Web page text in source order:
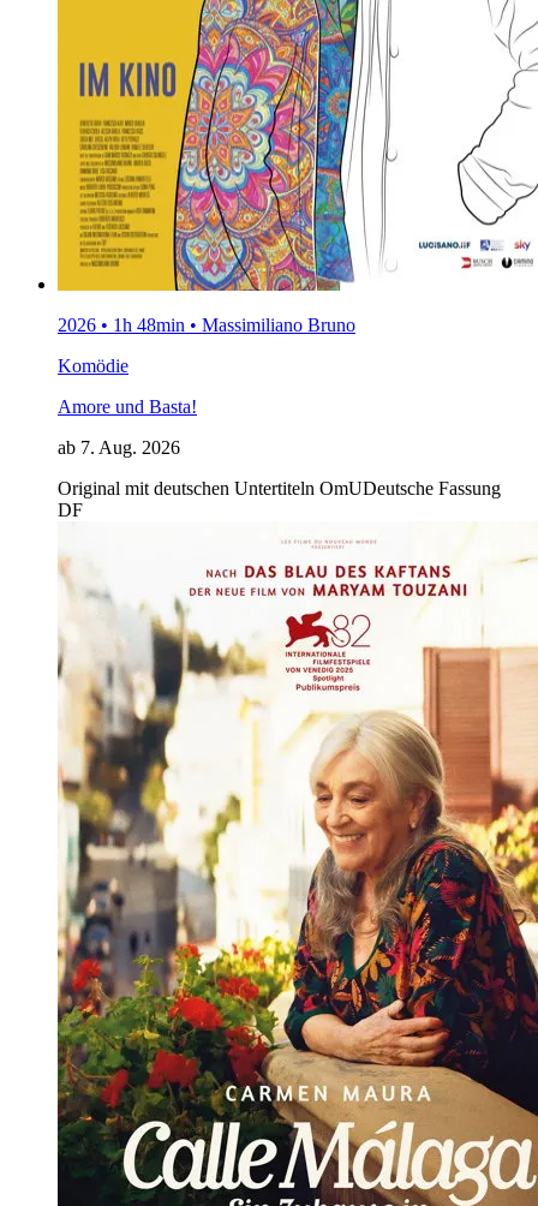
2026 • 1h 48min • Massimiliano Bruno
Komödie
Amore und Basta!
ab 7. Aug. 2026
Original mit deutschen Untertiteln OmUDeutsche Fassung
DF